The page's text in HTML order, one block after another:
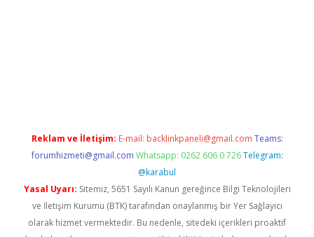
Reklam ve İletişim: E-mail: backlinkpaneli@gmail.com Teams:
forumhizmeti@gmail.com Whatsapp: 0262 606 0 726 Telegram:
@karabul
Yasal Uyarı: Sitemiz, 5651 Sayılı Kanun gereğince Bilgi Teknolojileri
ve İletişim Kurumu (BTK) tarafından onaylanmış bir Yer Sağlayıcı
olarak hizmet vermektedir. Bu nedenle, sitedeki içerikleri proaktif